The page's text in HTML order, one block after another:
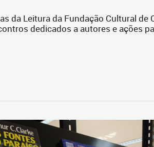
da Leitura da Fundação Cultural
dedicados a autores e ações